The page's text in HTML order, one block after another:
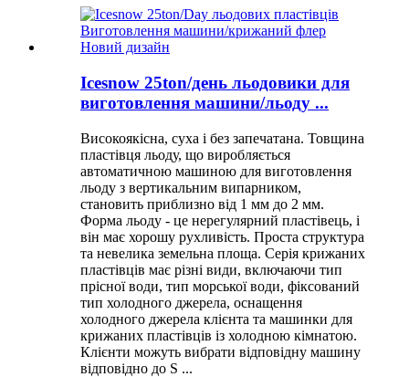
Icesnow 25ton/день льодовики для
виготовлення машини/льоду ...
Високоякісна, суха і без запечатана. Товщина
пластівця льоду, що виробляється
автоматичною машиною для виготовлення
льоду з вертикальним випарником,
становить приблизно від 1 мм до 2 мм.
Форма льоду - це нерегулярний пластівець, і
він має хорошу рухливість. Проста структура
та невелика земельна площа. Серія крижаних
пластівців має різні види, включаючи тип
прісної води, тип морської води, фіксований
тип холодного джерела, оснащення
холодного джерела клієнта та машинки для
крижаних пластівців із холодною кімнатою.
Клієнти можуть вибрати відповідну машину
відповідно до S ...